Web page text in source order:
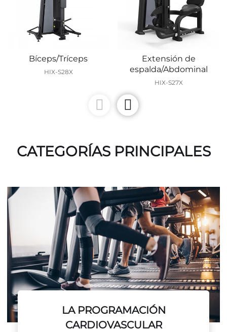
Bíceps/Tríceps
HIX-S28X
Extensión de
espalda/Abdominal
HIX-S27X
CATEGORÍAS PRINCIPALES
LA PROGRAMACIÓN
CARDIOVASCULAR